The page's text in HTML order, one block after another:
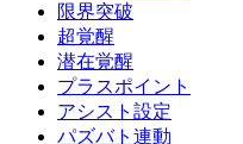
限界突破
超覚醒
潜在覚醒
プラスポイント
アシスト設定
パズバト連動